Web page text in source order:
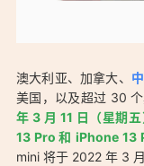
澳大利亚、加拿大、
美国，以及超过 30
年 3 月 11 日（星期
13 Pro 和 iPhone 13
mini 将于 2022 年 3